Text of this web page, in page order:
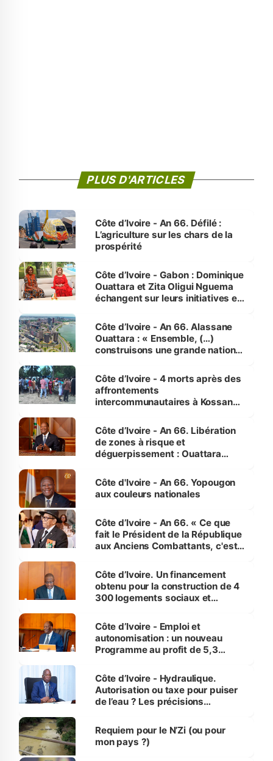
PLUS D'ARTICLES
Côte d’Ivoire - An 66. Défilé :
L’agriculture sur les chars de la
prospérité
Côte d’Ivoire - Gabon : Dominique
Ouattara et Zita Oligui Nguema
échangent sur leurs initiatives en
enfants
Côte d’Ivoire - An 66. Alassane
Ouattara : « Ensemble, (…)
construisons une grande nation
générations futures »
Côte d’Ivoire - 4 morts après des
affrontements
intercommunautaires à Kossandji
milieu des sinistrés
Côte d’Ivoire - An 66. Libération
de zones à risque et
déguerpissement : Ouattara
l'Etat de droit pour préserver les
vies humaines »
Côte d'Ivoire - An 66. Yopougon
aux couleurs nationales
Côte d’Ivoire - An 66. « Ce que
fait le Président de la République
aux Anciens Combattants, c'est
Côte d’Ivoire. Un financement
obtenu pour la construction de 4
300 logements sociaux et
et Yamoussoukro
Côte d’Ivoire - Emploi et
autonomisation : un nouveau
Programme au profit de 5,3
Côte d’Ivoire - Hydraulique.
Autorisation ou taxe pour puiser
de l’eau ? Les précisions
Requiem pour le N’Zi (ou pour
mon pays ?)